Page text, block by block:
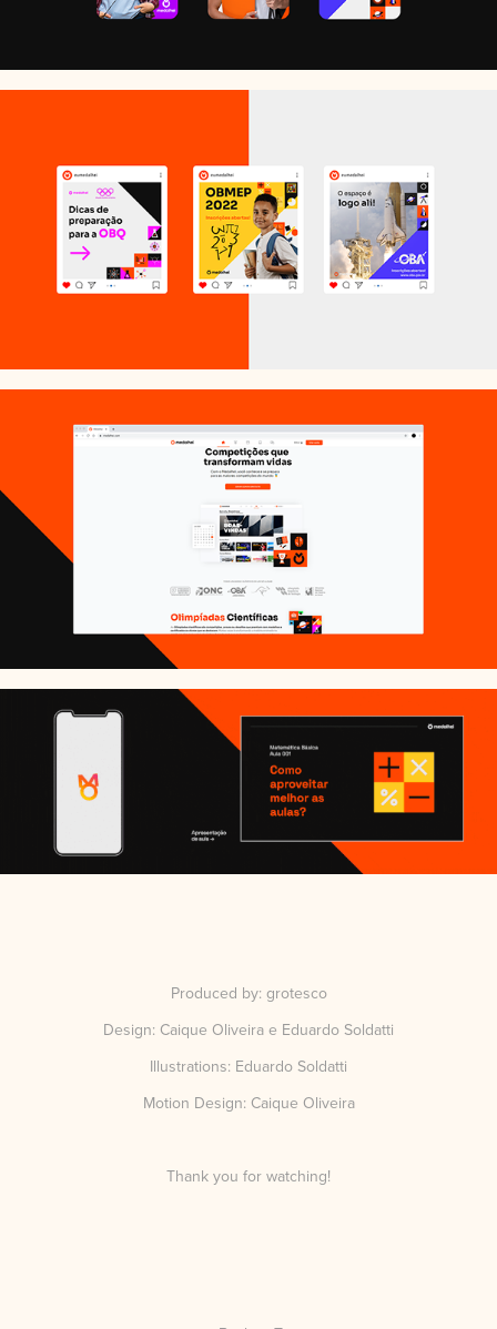
Produced by: grotesco
Design: Caique Oliveira e Eduardo Soldatti
Illustrations: Eduardo Soldatti
Motion Design: Caique Oliveira
Thank you for watching!